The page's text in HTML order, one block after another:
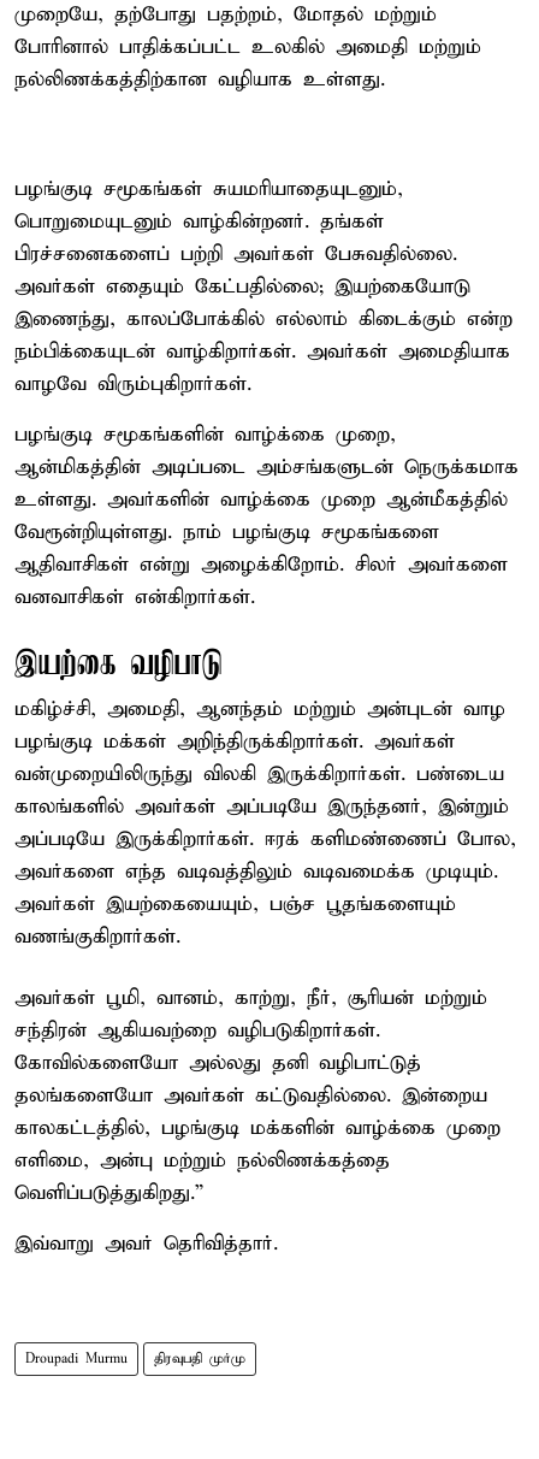
முறையே, தற்போது பதற்றம், மோதல் மற்றும்
போரினால் பாதிக்கப்பட்ட உலகில் அமைதி மற்றும்
நல்லிணக்கத்திற்கான வழியாக உள்ளது.
பழங்குடி சமூகங்கள் சுயமரியாதையுடனும்,
பொறுமையுடனும் வாழ்கின்றனர். தங்கள்
பிரச்சனைகளைப் பற்றி அவர்கள் பேசுவதில்லை.
அவர்கள் எதையும் கேட்பதில்லை; இயற்கையோடு
இணைந்து, காலப்போக்கில் எல்லாம் கிடைக்கும் என்ற
நம்பிக்கையுடன் வாழ்கிறார்கள். அவர்கள் அமைதியாக
வாழவே விரும்புகிறார்கள்.
பழங்குடி சமூகங்களின் வாழ்க்கை முறை,
ஆன்மிகத்தின் அடிப்படை அம்சங்களுடன் நெருக்கமாக
உள்ளது. அவர்களின் வாழ்க்கை முறை ஆன்மீகத்தில்
வேரூன்றியுள்ளது. நாம் பழங்குடி சமூகங்களை
ஆதிவாசிகள் என்று அழைக்கிறோம். சிலர் அவர்களை
வனவாசிகள் என்கிறார்கள்.
இயற்கை வழிபாடு
மகிழ்ச்சி, அமைதி, ஆனந்தம் மற்றும் அன்புடன் வாழ
பழங்குடி மக்கள் அறிந்திருக்கிறார்கள். அவர்கள்
வன்முறையிலிருந்து விலகி இருக்கிறார்கள். பண்டைய
காலங்களில் அவர்கள் அப்படியே இருந்தனர், இன்றும்
அப்படியே இருக்கிறார்கள். ஈரக் களிமண்ணைப் போல,
அவர்களை எந்த வடிவத்திலும் வடிவமைக்க முடியும்.
அவர்கள் இயற்கையையும், பஞ்ச பூதங்களையும்
வணங்குகிறார்கள்.
அவர்கள் பூமி, வானம், காற்று, நீர், சூரியன் மற்றும்
சந்திரன் ஆகியவற்றை வழிபடுகிறார்கள்.
கோவில்களையோ அல்லது தனி வழிபாட்டுத்
தலங்களையோ அவர்கள் கட்டுவதில்லை. இன்றைய
காலகட்டத்தில், பழங்குடி மக்களின் வாழ்க்கை முறை
எளிமை, அன்பு மற்றும் நல்லிணக்கத்தை
வெளிப்படுத்துகிறது.”
இவ்வாறு அவர் தெரிவித்தார்.
Droupadi Murmu திரவுபதி முர்மு